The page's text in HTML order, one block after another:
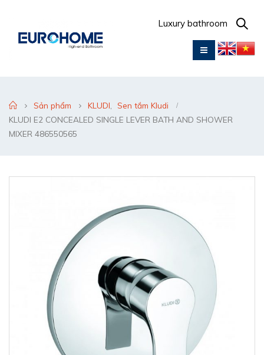
Luxury bathroom
Sản phẩm KLUDI
Sen tắm Kludi
KLUDI E2 CONCEALED SINGLE LEVER BATH AND SHOWER
MIXER 486550565